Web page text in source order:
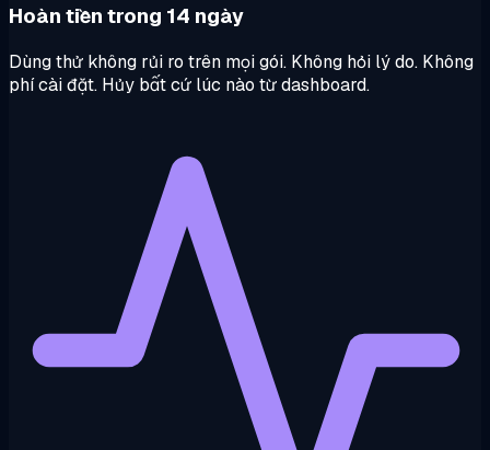
Hoàn tiền trong 14 ngày
Dùng thử không rủi ro trên mọi gói. Không hỏi lý do. Không
phí cài đặt. Hủy bất cứ lúc nào từ dashboard.